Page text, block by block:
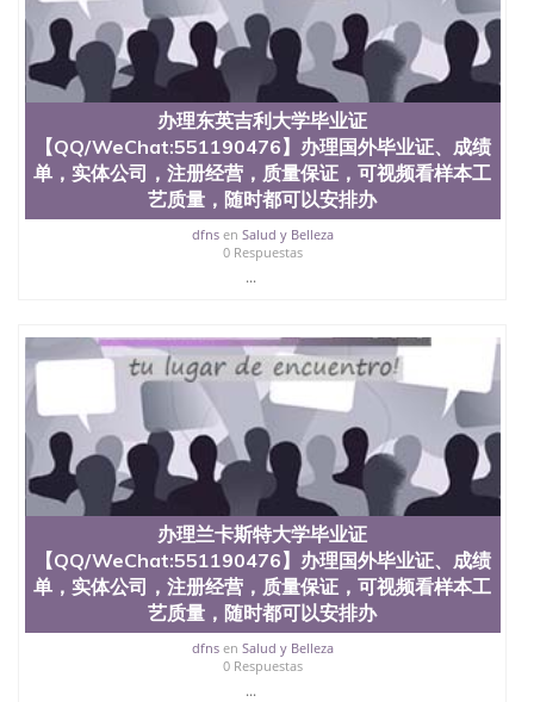
信息，给出操作方案； 2、补充毕业证成绩单等相关
材料； 3、留服注册申请账号，付定金； 4、预约递
交时间，公司人员陪同客户本人一起去留服递交材
料； 5、等待结果，完成结果书留服直接邮寄给客户
6、客户确认收到结果，付余款。 我们对海外大学及
学院的毕业证成绩单所使用的材料，尺寸大小，防伪
结构（包括：水印，阴影底纹，钢印LOGO烫金烫
银，LOGO烫金烫银复合重叠。 文字图案浮雕，激光
镭射，紫外荧光，温感，复印防伪）都有原版本文凭
对照。质量得到了广大海外客户群体的认可，同时和
海外学校留学中介， 同时能做到与时俱进，及时掌握
各大院校的（毕业证，成绩单，资格证，学生卡，结
业证，录取通知书，在读证明等相关材料）的版本更
原版实物，以求达到客户的需求。 我们的优势： 我
们在保证合理定价的同时，坚持较高性价比，通过品
质和效率不断优化，为您倾情诠释什么是高性价比。
咨询顾问：Sam q/微信:551190476 Q/微
信:551190476办理毕业证成绩单、教育部认证,录取通
知书，雅思，留学回国证明.
公司专业制作、办理、仿制、成绩单文凭、改成绩、
教育部学历学位认证、毕业证、成绩单、文凭、学历
文凭、假文凭假毕业证假学历书制作、假制作、办
理、仿制学位证书、毕业证文凭、文凭毕业证、毕业
证认证、留服认证、使馆认证、使馆证明、使馆留学
回国人员证明、留学生认证、学历认证、文凭认证学
位认证、留学生学历认证、留学生学位认证、英国文
凭学历、美国文凭学历、澳洲文凭学历、加拿大文凭
办理东英吉利大学毕业证
【QQ/WeChat:551190476】办理国外毕业证、成绩
单，实体公司，注册经营，质量保证，可视频看样本工
艺质量，随时都可以安排办
dfnsen Salud y Belleza
0 Respuestas
...
办理兰卡斯特大学毕业证
【QQ/WeChat:551190476】办理国外毕业证、成绩
单，实体公司，注册经营，质量保证，可视频看样本工
艺质量，随时都可以安排办
dfnsen Salud y Belleza
0 Respuestas
...